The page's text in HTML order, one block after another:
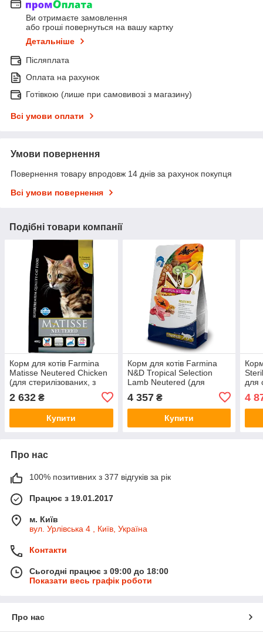
Ви отримаєте замовлення
або гроші повернуться на вашу картку
Детальніше
Післяплата
Оплата на рахунок
Готівкою (лише при самовивозі з магазину)
Всі умови оплати
Умови повернення
Повернення товару впродовж 14 днів за рахунок покупця
Всі умови повернення
Подібні товари компанії
Корм для котів Farmina
Matisse Neutered Chicken
(для стерилізованих, з
2 632 ₴
Купити
Корм для котів Farmina
N&D Tropical Selection
Lamb Neutered (для
10кг
4 357₴
Купити
для
4
Про нас
100% позитивних з 377 відгуків за рік
Працює з 19.01.2017
м. Київ
вул. Урлівська 4 , Київ, Україна
Контакти
Сьогодні працює з 09:00 до 18:00
Показати весь графік роботи
Про нас